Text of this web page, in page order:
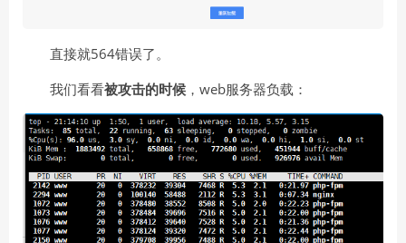
直接就564错误了。
我们看看被攻击的时候 ，web服务器负载：